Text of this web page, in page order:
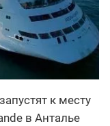
к месту
в Анталье